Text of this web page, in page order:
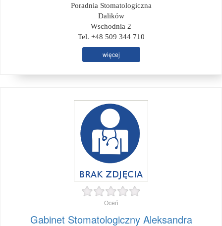
Poradnia Stomatologiczna
Dalików
Wschodnia 2
Tel. +48 509 344 710
więcej
Oceń
Gabinet Stomatologiczny Aleksandra